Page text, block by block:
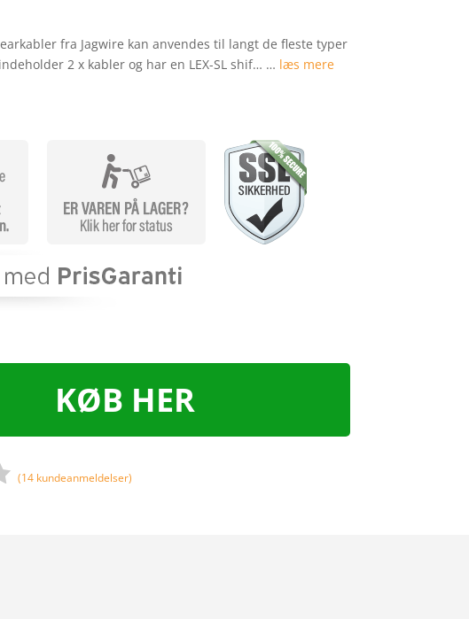
fra Jagwire kan anvendes til langt de fleste typer
2 x kabler og har en LEX-SL shif… … læs mere
KØB HER
(14 kundeanmeldelser)